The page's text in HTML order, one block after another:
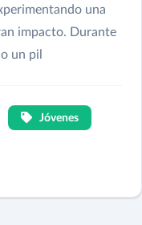
una
impacto. Durante
un pil
Jóvenes